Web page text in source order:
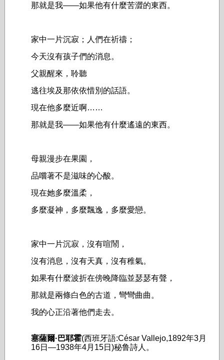
那就是我——如果他有什麼苦澀的東西。
家中一片沉寂；人們在祈禱；
今天沒有孩子們的消息。
父親醒來，聆聽
逃往埃及那依依惜別的話語。
現在他多麼近啊……
那就是我——如果他有什麼遙遠的東西。
母親漫步在果園，
品嚐著不是滋味的心酸。
現在她多麼溫柔，
多麼凝神，多麼飄逸，多麼愛戀。
家中一片沉寂，沒有喧鬧，
沒有消息，沒有天真，沒有稚氣。
如果有什麼波折在傍晚降臨並瑟瑟有聲，
那就是兩條白色的古道，彎彎曲曲。
我的心正沿著他們走去。
塞薩爾· 巴耶霍(西班牙語:César Vallejo,1892年3月
16日—1938年4月15日)秘鲁詩人。